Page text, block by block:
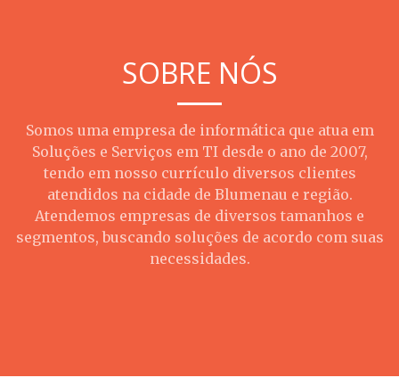
SOBRE NÓS
Somos uma empresa de informática que atua em
Soluções e Serviços em TI desde o ano de 2007,
tendo em nosso currículo diversos clientes
atendidos na cidade de Blumenau e região.
Atendemos empresas de diversos tamanhos e
segmentos, buscando soluções de acordo com suas
necessidades.